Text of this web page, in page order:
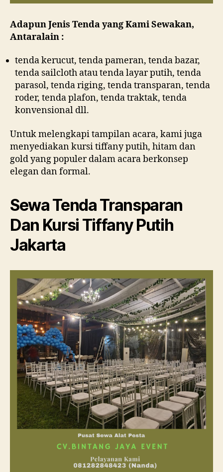
Adapun Jenis Tenda yang Kami Sewakan,
Antaralain :
tenda kerucut, tenda pameran, tenda bazar,
tenda sailcloth atau tenda layar putih, tenda
parasol, tenda riging, tenda transparan, tenda
roder, tenda plafon, tenda traktak, tenda
konvensional dll.
Untuk melengkapi tampilan acara, kami juga
menyediakan kursi tiffany putih, hitam dan
gold yang populer dalam acara berkonsep
elegan dan formal.
Sewa Tenda Transparan
Dan Kursi Tiffany Putih
Jakarta